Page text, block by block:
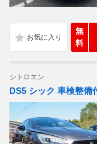
無
料
シトロエン
DS5 シック 車検整